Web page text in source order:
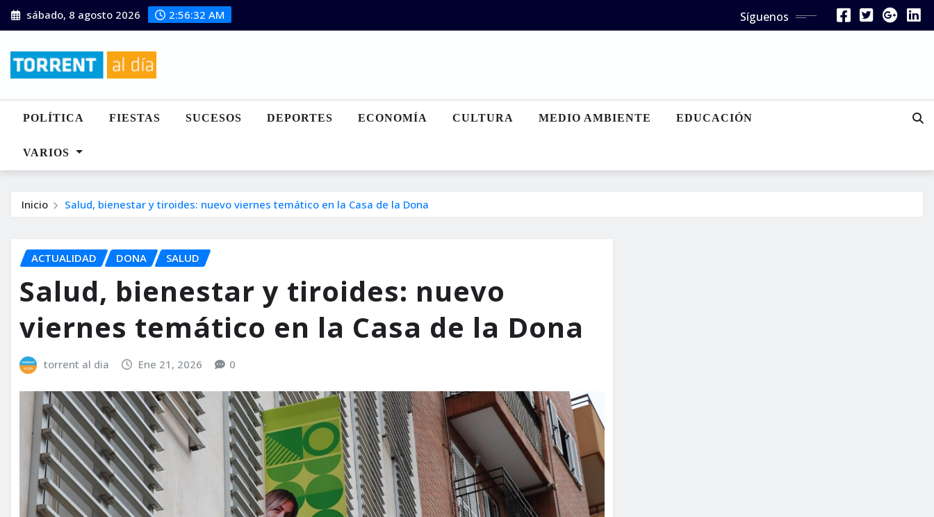
Saltar
al
sábado, 8 agosto 2026 2:56:33 AM Síguenos
POLÍTICA FIESTAS SUCESOS DEPORTES ECONOMÍA CULTURA MEDIO AMBIENTE EDUCACIÓN
VARIOS
Inicio Salud, bienestar y tiroides: nuevo viernes temático en la Casa de la Dona
ACTUALIDAD DONA SALUD
Salud, bienestar y tiroides: nuevo
viernes temático en la Casa de la Dona
torrent al dia Ene 21, 2026 0